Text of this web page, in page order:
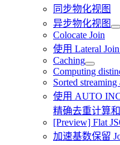
同步物化视图
异步物化视图
Colocate Join
使用 Lateral
Caching
Computing
Sorted streaming
使用 AUTO
精确去重计算
[Preview] Flat
加速基数保留